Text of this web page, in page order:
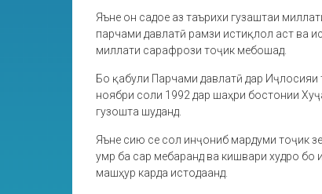
Яъне он садое аз таърихи гузаштаи
парчами давлатӣ рамзи истиқлол аст ва
миллати сарафрози тоҷик мебошад.
Бо қабули Парчами давлатӣ дар
ноябри соли 1992 дар шаҳри бостонии
гузошта шуданд.
Яъне сию се сол инҷониб мардуми тоҷик
умр ба сар мебаранд ва кишвари худро бо
машҳур карда истодаанд.